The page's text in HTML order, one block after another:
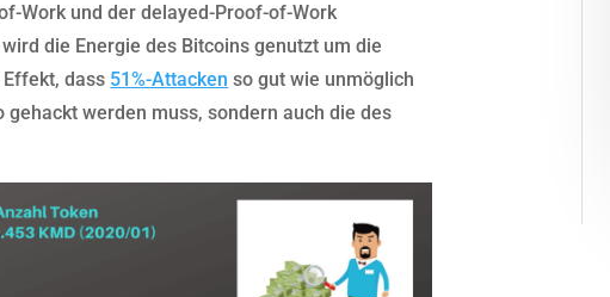
Work und der delayed-Proof-of-Work
die Energie des Bitcoins genutzt um die
dass 51%-Attacken so gut wie unmöglich
werden muss, sondern auch die des